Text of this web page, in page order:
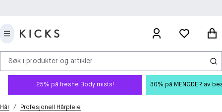
Søk i produkter og artikler
25% på freshe Body mists! 30% på MENGDER av
Hår / Profesjonell Hårpleie